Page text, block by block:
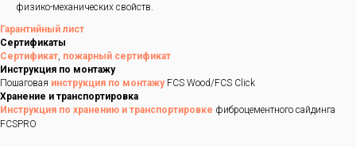
физико-механических свойств.
Гарантийный лист
Сертификаты
Сертификат, пожарный сертификат
Инструкция по монтажу
Пошаговая инструкция по монтажуFCS Wood/FCS Click
Хранение и транспортировка
Инструкция по хранению и транспортировке фиброцементного сайдинга
FCSPRO